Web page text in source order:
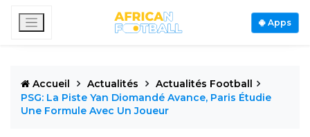
Apps
Accueil Actualités
Actualités Football
PSG: La Piste Yan Diomandé Avance, Paris Étudie
Une Formule Avec Un Joueur